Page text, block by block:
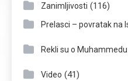
Zanimljivosti (116)
Prelasci – povratak na
Rekli su o Muhammedu
Video (41)